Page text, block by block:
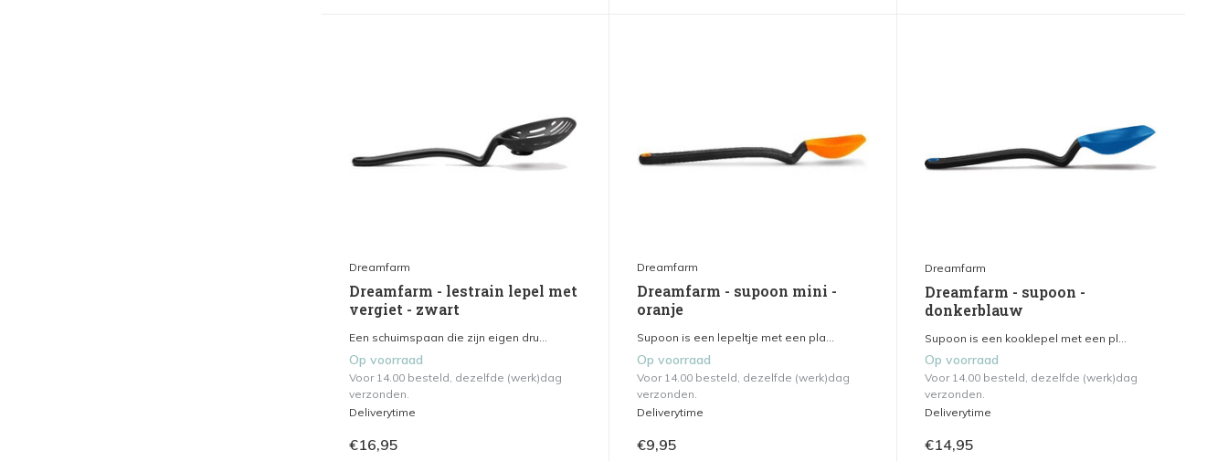
Dreamfarm
Dreamfarm - lestrain lepel met
vergiet - zwart
Een schuimspaan die zijn eigen dru...
Op voorraad
Voor 14.00 besteld, dezelfde (werk)dag
verzonden.
Deliverytime
€16,95
Dreamfarm
Dreamfarm - supoon mini -
oranje
Supoon is een lepeltje met een pla...
Op voorraad
Voor 14.00 besteld, dezelfde (werk)dag
verzonden.
Deliverytime
€9,95
Dreamfarm
Dreamfarm - supoon -
donkerblauw
Supoon is een kooklepel met een pl...
Op voorraad
Voor 14.00 besteld, dezelfde (werk)dag
verzonden.
Deliverytime
€14,95